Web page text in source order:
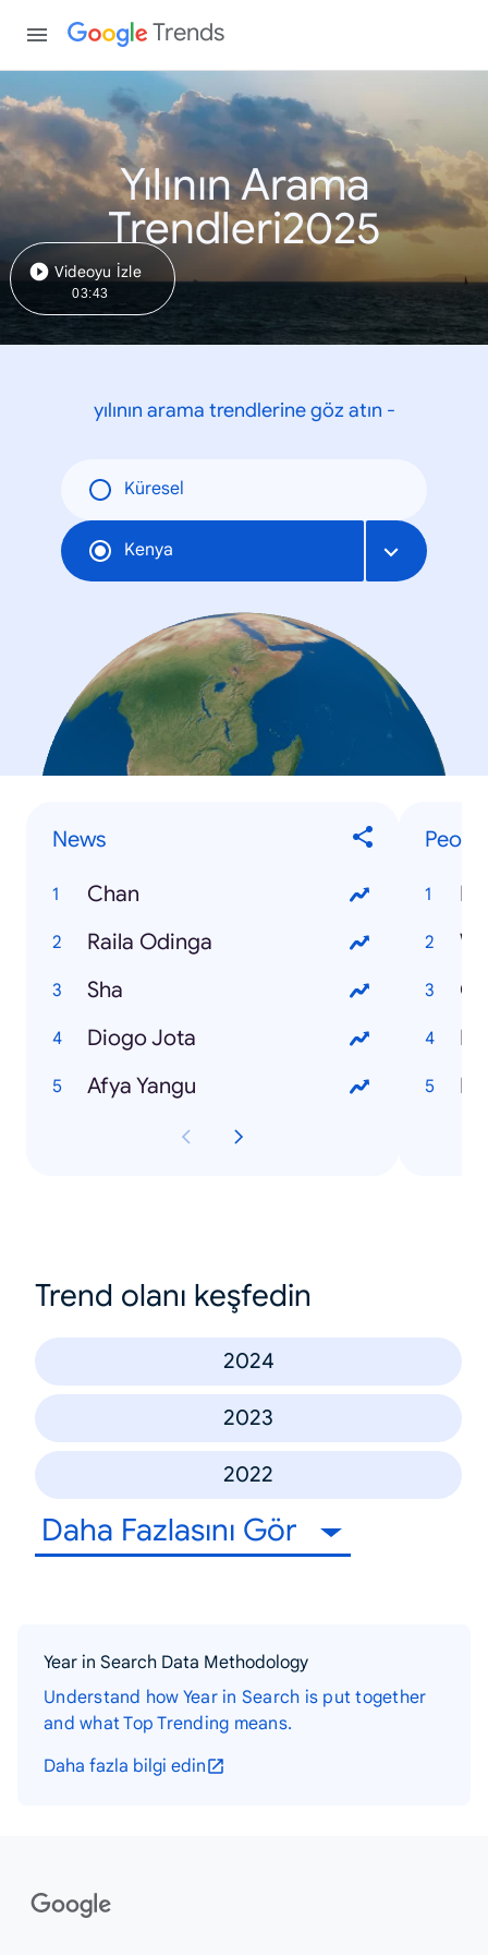
Trends
Yılının Arama
Trendleri2025
Videoyu İzle
03:43
yılının arama trendlerine göz atın -
Küresel
Kenya
News
Chan
Raila Odinga
Sha
Diogo Jota
Afya Yangu
Trend olanı keşfedin
2024
2023
2022
Daha Fazlasını Gör
Year in Search Data Methodology
Understand how Year in Search is put together
and what Top Trending means.
Daha fazla bilgi edin